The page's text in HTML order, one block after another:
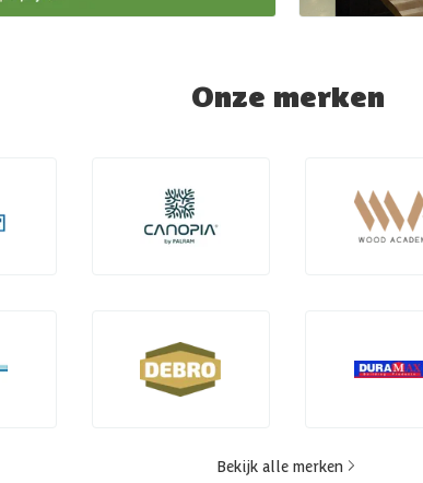
Onze merken
Bekijk alle merken